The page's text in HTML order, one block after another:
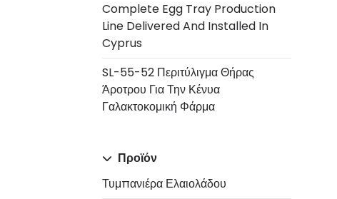
Complete Egg Tray Production
Line Delivered And Installed In
Cyprus
SL-55-52 Περιτύλιγμα Θήρας
Άροτρου Για Την Κένυα
Γαλακτοκομική Φάρμα
Προϊόν
Τυμπανιέρα Ελαιολάδου